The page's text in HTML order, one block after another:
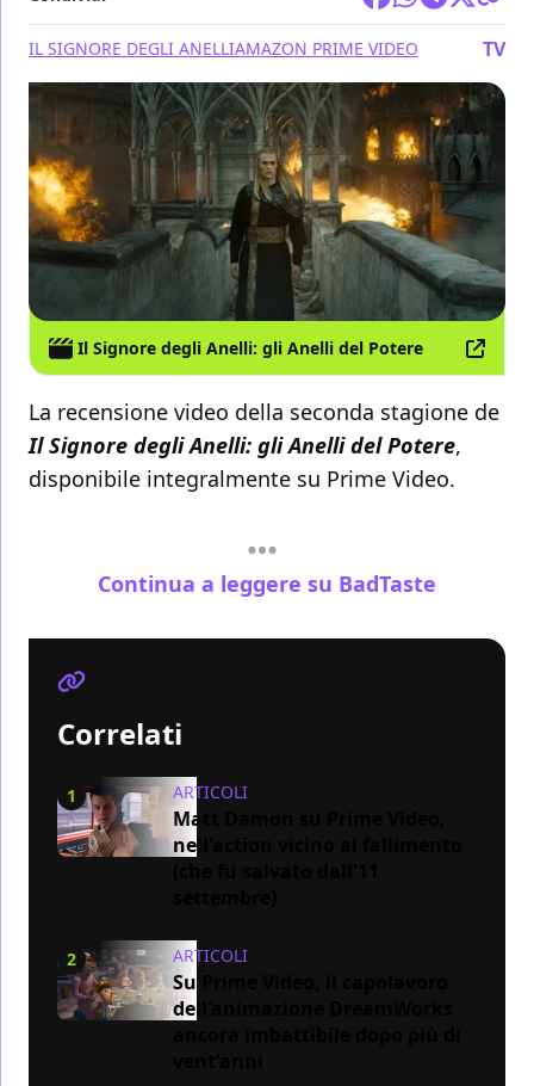
IL SIGNORE DEGLI ANELLIAMAZON PRIME VIDEO TV
Il Signore degli Anelli: gli Anelli del Potere
La recensione video della seconda stagione de
Il Signore degli Anelli: gli Anelli del Potere,
disponibile integralmente su Prime Video.
Continua a leggere su BadTaste
Correlati
1 ARTICOLI
Matt Damon su Prime Video,
nell'action vicino al fallimento
2 ARTICOLI
Su Prime Video, il capolavoro
dell'animazione DreamWorks